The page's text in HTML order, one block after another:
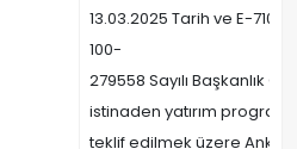
13.03.2025 Tarih ve E-
100-
279558 Sayılı Başkanlık
istinaden yatırım
teklif edilmek üzere